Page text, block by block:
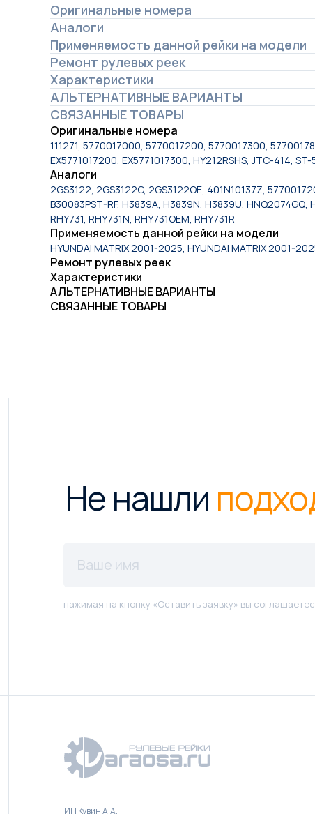
Оригинальные номера
Аналоги
Применяемость данной рейки на модели
Ремонт рулевых реек
Характеристики
АЛЬТЕРНАТИВНЫЕ ВАРИАНТЫ
СВЯЗАННЫЕ ТОВАРЫ
Оригинальные номера
111271, 5770017000, 5770017200, 5770017300,
EX5771017200, EX5771017300, HY212RSHS, JTC-414,
Аналоги
2GS3122, 2GS3122C, 2GS3122OE, 401N10137Z,
B30083PST-RF, H3839A, H3839N, H3839U, HNQ2074GQ,
RHY731, RHY731N, RHY731OEM, RHY731R
Применяемость данной рейки на модели
HYUNDAI MATRIX 2001-2025, HYUNDAI MATRIX 2001-
Ремонт рулевых реек
Характеристики
АЛЬТЕРНАТИВНЫЕ ВАРИАНТЫ
СВЯЗАННЫЕ ТОВАРЫ
Не нашли
нажимая на кнопку «Оставить заявку» вы
ИП Кувин А.А.